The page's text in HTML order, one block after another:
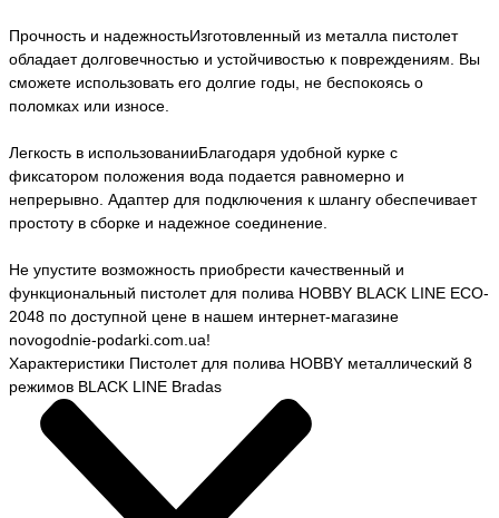
Прочность и надежностьИзготовленный из металла пистолет
обладает долговечностью и устойчивостью к повреждениям. Вы
сможете использовать его долгие годы, не беспокоясь о
поломках или износе.
Легкость в использованииБлагодаря удобной курке с
фиксатором положения вода подается равномерно и
непрерывно. Адаптер для подключения к шлангу обеспечивает
простоту в сборке и надежное соединение.
Не упустите возможность приобрести качественный и
функциональный пистолет для полива HOBBY BLACK LINE ECO-
2048 по доступной цене в нашем интернет-магазине
novogodnie-podarki.com.ua!
Характеристики Пистолет для полива HOBBY металлический 8
режимов BLACK LINE Bradas